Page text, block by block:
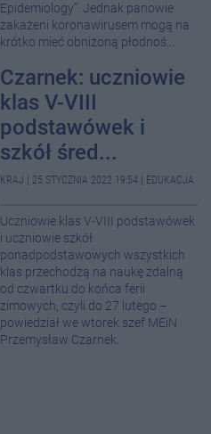
Epidemiology”. Jednak panowie
zakażeni koronawirusem mogą na
krótko mieć obniżoną płodnoś...
Czarnek: uczniowie
klas V-VIII
podstawówek i
szkół śred...
KRAJ 25 STYCZNIA 2022 19:54 EDUKACJA
Uczniowie klas V-VIII podstawówek
i uczniowie szkół
ponadpodstawowych wszystkich
klas przechodzą na naukę zdalną
od czwartku do końca ferii
zimowych, czyli do 27 lutego –
powiedział we wtorek szef MEiN
Przemysław Czarnek.